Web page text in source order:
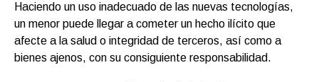
Haciendo un uso inadecuado de las nuevas tecnologías,
un menor puede llegar a cometer un hecho ilícito que
afecte a la salud o integridad de terceros, así como a
bienes ajenos, con su consiguiente responsabilidad.